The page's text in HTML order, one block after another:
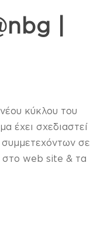
|
κύκλου του
έχει σχεδιαστεί
συμμετεχόντων σε
στο web site & τα